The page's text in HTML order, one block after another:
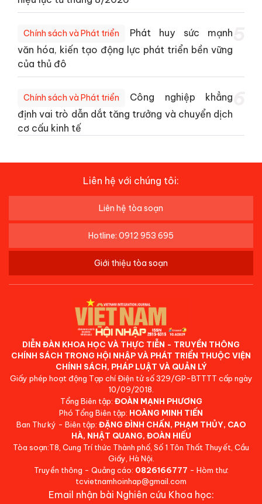
Chính sách và Phát triển
Phát huy sức mạnh
văn hóa, kiến tạo động lực phát triển bền vững
của thủ đô
Chính sách và Phát triển
Công nghiệp khẳng
định vai trò dẫn dắt tăng trưởng và chuyển dịch
cơ cấu kinh tế
Liên hệ với chúng tôi:
Liên hệ tòa soạn
Hotline: 0912 953 695
Giới thiệu tòa soạn
DIỄN ĐÀN KHOA HỌC VÀ THỰC TIỄN - TRUYỀN THÔNG
CHÍNH SÁCH TRONG HỘI NHẬP VÀ PHÁT TRIỂN THUỘC VIỆN
CHÍNH SÁCH, PHÁP LUẬT VÀ QUẢN LÝ
Giấy phép hoạt động Tạp chí Điện tử số 329/GP-BTTTT cấp ngày
10/09/2018.
Tổng Biên tập: ĐOÀN MẠNH PHƯƠNG
Phó Tổng Biên tập: HOÀNG MINH TIẾN
Ban Thư ký - Biên tập: ĐẶNG ĐÌNH CHẤN, PHẠM THỦY, CAO
HÀ, NHẬT QUANG, ĐOÀN HIẾU
Tòa soạn:T8, Cung Trí thức Thành phố, Số 1 Tôn Thất Thuyết, Cầu
Giấy, Hà Nội.
Truyền thông - Quảng cáo: 0826166777 - Hòm thư:
tcvietnamhoinhap@gmail.com
Email nhận bài Nghiên cứu Khoa học: